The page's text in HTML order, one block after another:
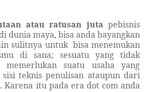
atau ratusan juta pebisnis
dunia maya, bisa anda bayangkan
sulitnya untuk bisa menemukan
di sana; sesuatu yang tidak
suatu usaha yang
teknis penulisan ataupun dari
Karena itu pada era dot com anda